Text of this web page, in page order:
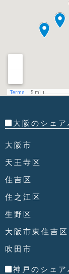
大阪のシェ
大阪市
天王寺区
住吉区
住之江区
生野区
大阪市東住吉区
吹田市
神戸のシェ